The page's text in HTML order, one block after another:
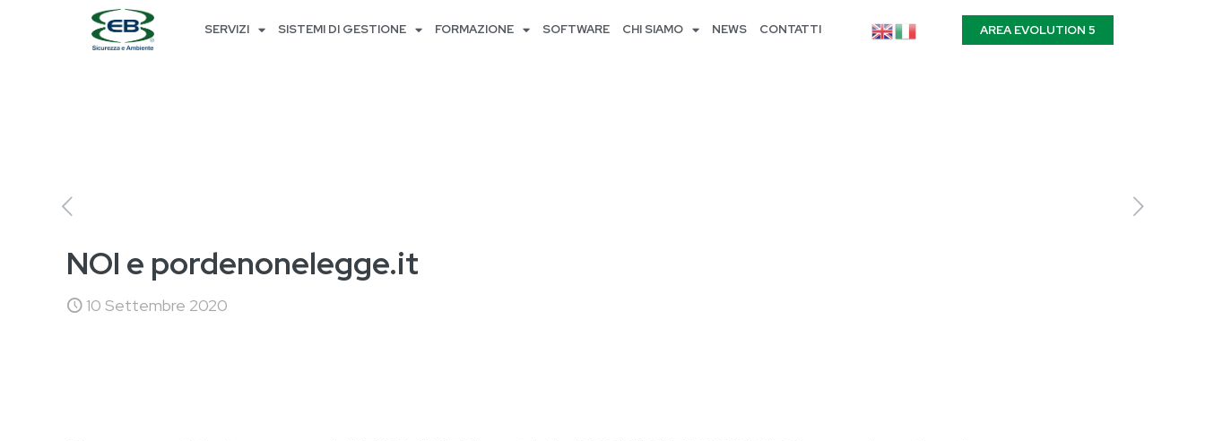
SERVIZI SISTEMI DI GESTIONE FORMAZIONE SOFTWARE CHI SIAMO NEWS CONTATTI AREA EVOLUTION 5
NOI e pordenonelegge.it
10 Settembre 2020